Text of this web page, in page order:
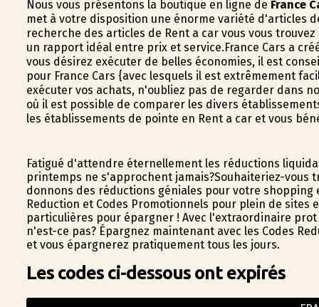
Nous vous présentons la boutique en ligne de France
met à votre disposition une énorme variété d'articles
recherche des articles de Rent a car vous vous
un rapport idéal entre prix et service.France Cars a
vous désirez exécuter de belles économies, il est
pour France Cars {avec lesquels il est extrêmement
exécuter vos achats, n'oubliez pas de regarder dans
où il est possible de comparer les divers
les établissements de pointe en Rent a car et vous
Fatigué d'attendre éternellement les réductions
printemps ne s'approchent jamais?Souhaiteriez-vous
donnons des réductions géniales pour votre
Reduction et Codes Promotionnels pour plein de
particulières pour épargner ! Avec l'extraordinaire
n'est-ce pas? Épargnez maintenant avec les Codes
et vous épargnerez pratiquement tous les jours.
Les codes ci-dessous ont expirés